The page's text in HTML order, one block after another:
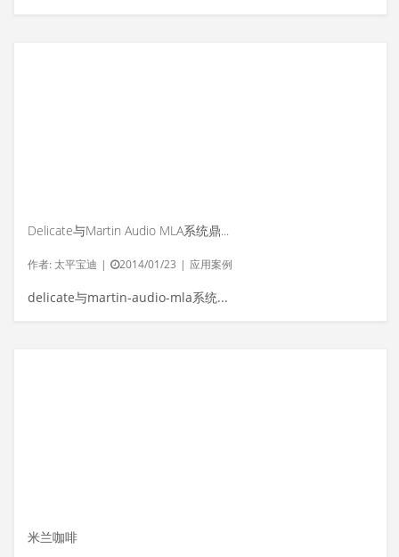
Delicate与Martin Audio MLA系统鼎力支持The Black Crowes乐队演出
作者: 太平宝迪 | 2014/01/23 | 应用案例
delicate与martin-audio-mla系统鼎力支持...
米兰咖啡